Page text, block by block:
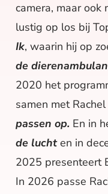
camera, maar ook
lustig op los bij
Ik, waarin hij op
de
2020 het
samen met
passen op. En in
de luchten in
2025 presenteert
In 2026 passe